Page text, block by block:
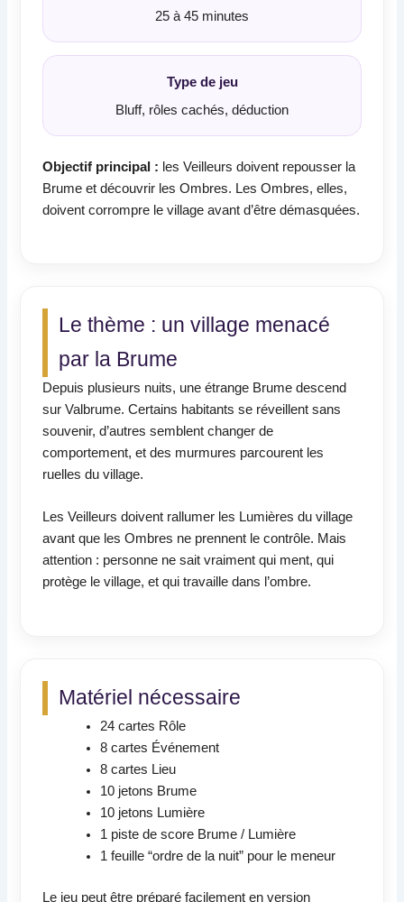
25 à 45 minutes
Type de jeu
Bluff, rôles cachés, déduction
Objectif principal : les Veilleurs doivent repousser la
Brume et découvrir les Ombres. Les Ombres, elles,
doivent corrompre le village avant d’être démasquées.
Le thème : un village menacé
par la Brume
Depuis plusieurs nuits, une étrange Brume descend
sur Valbrume. Certains habitants se réveillent sans
souvenir, d’autres semblent changer de
comportement, et des murmures parcourent les
ruelles du village.
Les Veilleurs doivent rallumer les Lumières du village
avant que les Ombres ne prennent le contrôle. Mais
attention : personne ne sait vraiment qui ment, qui
protège le village, et qui travaille dans l’ombre.
Matériel nécessaire
24 cartes Rôle
8 cartes Événement
8 cartes Lieu
10 jetons Brume
10 jetons Lumière
1 piste de score Brume / Lumière
1 feuille “ordre de la nuit” pour le meneur
Le jeu peut être préparé facilement en version